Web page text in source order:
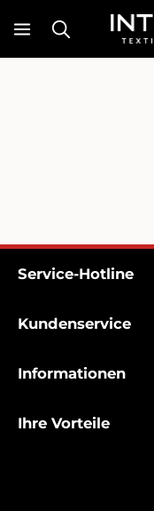
Zum Hauptinhalt
Service-Hotline
Kundenservice
Informationen
Ihre Vorteile